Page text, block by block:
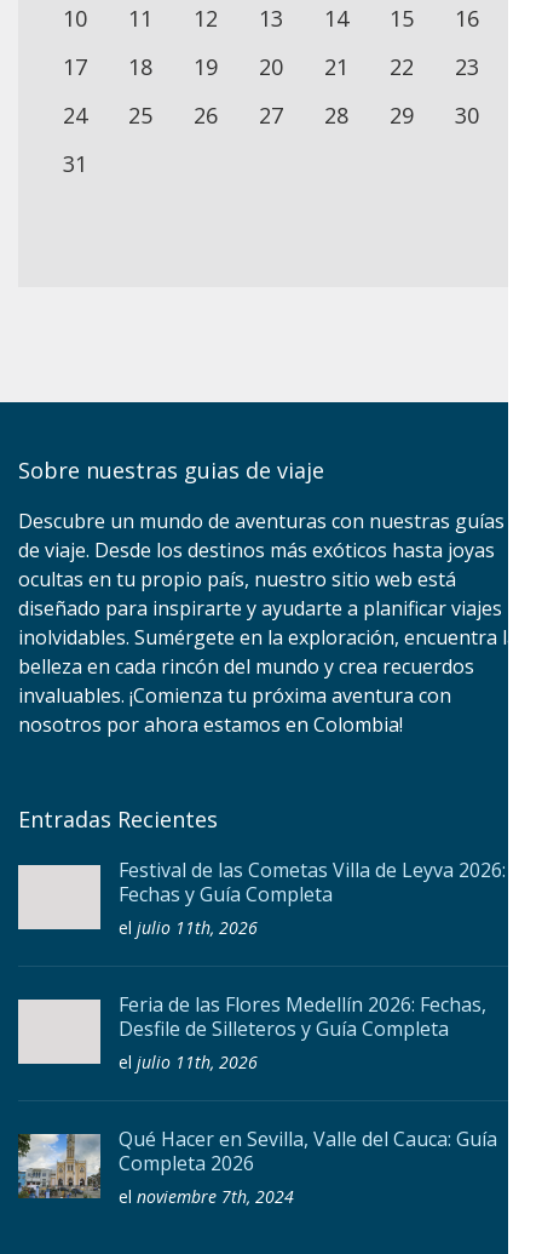
10
11 12 13 14 15
16
17
18 19 20 21 22
23
24
25 26 27 28 29
30
31
Sobre nuestras guias de viaje
Descubre un mundo de aventuras con nuestras guías
de viaje. Desde los destinos más exóticos hasta joyas
ocultas en tu propio país, nuestro sitio web está
diseñado para inspirarte y ayudarte a planificar viajes
inolvidables. Sumérgete en la exploración, encuentra la
belleza en cada rincón del mundo y crea recuerdos
invaluables. ¡Comienza tu próxima aventura con
nosotros por ahora estamos en Colombia!
Entradas Recientes
Festival de las Cometas Villa de Leyva 2026:
Fechas y Guía Completa
el julio 11th, 2026
Feria de las Flores Medellín 2026: Fechas,
Desfile de Silleteros y Guía Completa
el julio 11th, 2026
Qué Hacer en Sevilla, Valle del Cauca: Guía
Completa 2026
el noviembre 7th, 2024